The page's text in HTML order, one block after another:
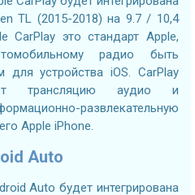
TL (2015-2018) на 9.7 / 10,4
CarPlay это стандарт Apple,
радио быть
для устройства iOS. CarPlay
трансляцию аудио и
развлекательную
Apple iPhone.
Auto
Auto будет интегрирована